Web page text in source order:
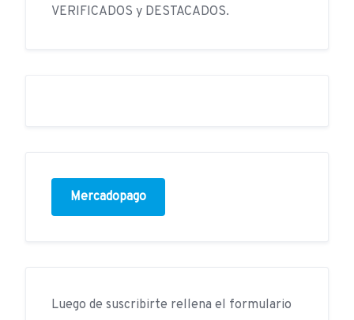
VERIFICADOS y DESTACADOS.
Mercadopago
Luego de suscribirte rellena el formulario